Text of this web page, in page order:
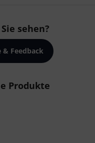
sehen?
& Feedback
Produkte